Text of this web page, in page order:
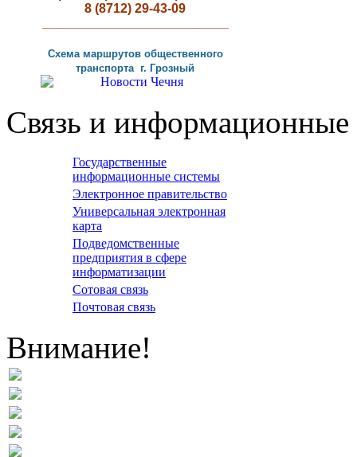
8 (8712) 29-43-09
Схема маршрутов общественного
транспорта г. Грозный
Связь и информационные
Государственные
информационные системы
Электронное правительство
Универсальная электронная
карта
Подведомственные
предприятия в сфере
информатизации
Сотовая связь
Почтовая связь
Внимание!